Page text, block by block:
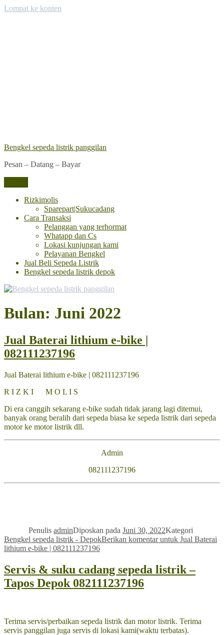
Lompat ke konten
Bengkel sepeda listrik panggilan
Pesan – Datang – Bayar
Rizkimolis
Sparepart|Sukucadang
Cara Transaksi
Pelanggan yang terhormat
Whatapp dan Cs
Lokasi kunjungan kami
Pelayanan Bengkel
Jual Beli Sepeda Listrik
Bengkel sepeda listrik depok
Bulan: Juni 2022
Jual Baterai lithium e-bike |
082111237196
Jual Baterai lithium e-bike | 082111237196
R I Z K I M O L I S
Di era canggih sekarang e-bike sudah tidak jarang lagi ditemui,
banyak orang beralih dari sepeda biasa ke sepeda listrik dari sepeda
motor ke motor listrik dll.
Admin
082111237196
Penulis adminDiposkan pada Juni 30, 2022Kategori
Bengkel sepeda listrik - DepokBerikan komentaruntuk Jual Baterai
lithium e-bike | 082111237196
Servis & suku cadang sepeda listrik –
Tapos Depok 082111237196
Terima servis/perbaikan sepeda listrik dan motor listrik. Terima
servis panggilan juga servis di lokasi kami(waktu terbatas).